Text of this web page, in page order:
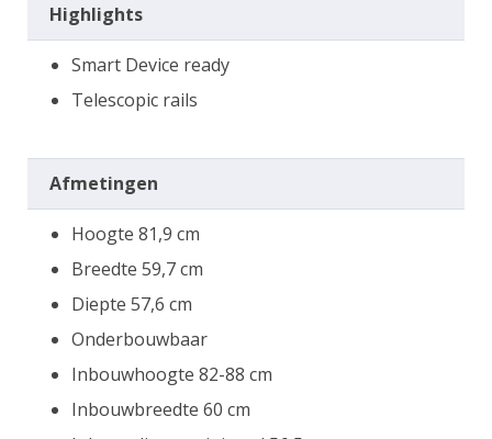
Highlights
Smart Device ready
Telescopic rails
Afmetingen
Hoogte 81,9 cm
Breedte 59,7 cm
Diepte 57,6 cm
Onderbouwbaar
Inbouwhoogte 82-88 cm
Inbouwbreedte 60 cm